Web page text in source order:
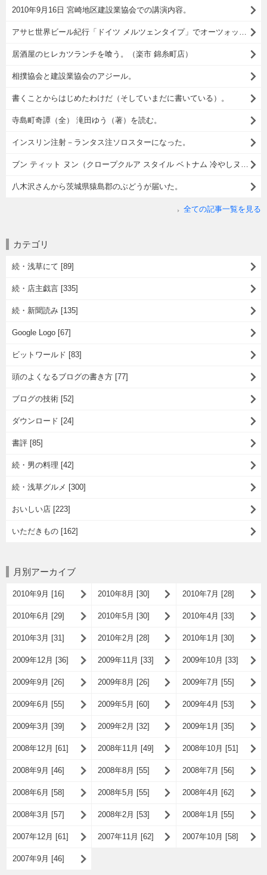
2010年9月16日 宮崎地区建設業協会での講演内容。
アサヒ世界ビール紀行「ドイツ メルツェンタイプ」でオーツォップフト イズ！
居酒屋のヒレカツランチを喰う。（楽市 錦糸町店）
相撲協会と建設業協会のアジール。
書くことからはじめたわけだ（そしていまだに書いている）。
寺島町奇譚（全） 滝田ゆう（著）を読む。
インスリン注射－ランタス注ソロスターになった。
ブン ティット ヌン（クロープクルア スタイル ベトナム 冷やしヌードル）でランチ。
八木沢さんから茨城県猿島郡のぶどうが届いた。
全ての記事一覧を見る
カテゴリ
続・浅草にて [89]
続・店主戯言 [335]
続・新聞読み [135]
Google Logo [67]
ビットワールド [83]
頭のよくなるブログの書き方 [77]
ブログの技術 [52]
ダウンロード [24]
書評 [85]
続・男の料理 [42]
続・浅草グルメ [300]
おいしい店 [223]
いただきもの [162]
月別アーカイブ
2010年9月 [16] 2010年8月 [30] 2010年7月 [28]
2010年6月 [29] 2010年5月 [30] 2010年4月 [33]
2010年3月 [31] 2010年2月 [28] 2010年1月 [30]
2009年12月 [36] 2009年11月 [33] 2009年10月 [33]
2009年9月 [26] 2009年8月 [26] 2009年7月 [55]
2009年6月 [55] 2009年5月 [60] 2009年4月 [53]
2009年3月 [39] 2009年2月 [32] 2009年1月 [35]
2008年12月 [61] 2008年11月 [49] 2008年10月 [51]
2008年9月 [46] 2008年8月 [55] 2008年7月 [56]
2008年6月 [58] 2008年5月 [55] 2008年4月 [62]
2008年3月 [57] 2008年2月 [53] 2008年1月 [55]
2007年12月 [61] 2007年11月 [62] 2007年10月 [58]
2007年9月 [46]